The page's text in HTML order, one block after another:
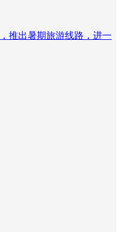
推出暑期旅游线路，进一